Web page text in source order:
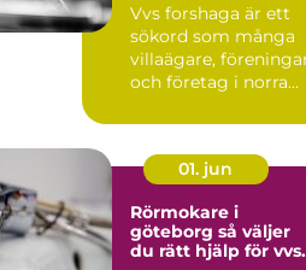
Vvs forshaga är ett
sökord som många
villaägare,
och företag i norra
nä...
01. jun
Rörmokare i
göteborg så väljer
du rätt hjälp för vvs